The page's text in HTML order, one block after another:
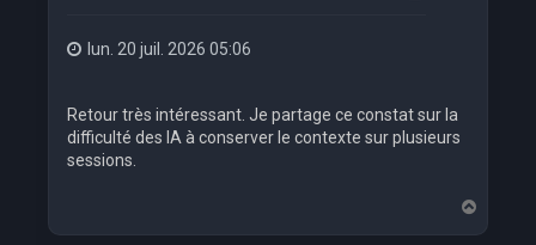
lun. 20 juil. 2026 05:06
Retour très intéressant. Je partage ce constat sur la
difficulté des IA à conserver le contexte sur plusieurs
sessions.
a